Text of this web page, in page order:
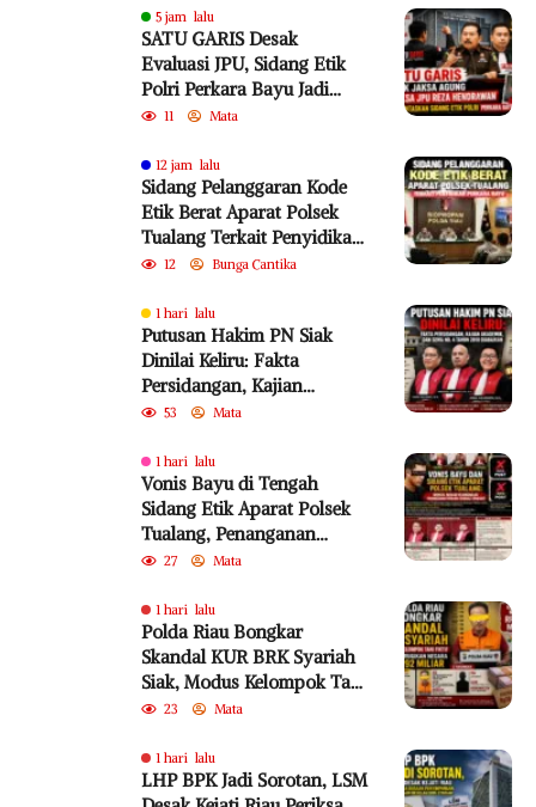
5 jam lalu
SATU GARIS Desak
Evaluasi JPU, Sidang Etik
Polri Perkara Bayu Jadi
Sorotan
11 Mata
12 jam lalu
Sidang Pelanggaran Kode
Etik Berat Aparat Polsek
Tualang Terkait Penyidikan
Perkara Bayu
12 Bunga Cantika
1 hari lalu
Putusan Hakim PN Siak
Dinilai Keliru: Fakta
Persidangan, Kajian
Akademik, dan SEMA No. 4
53 Mata
1 hari lalu
Vonis Bayu di Tengah
Sidang Etik Aparat Polsek
Tualang, Penanganan
Perkara Kembali Jadi
27 Mata
1 hari lalu
Polda Riau Bongkar
Skandal KUR BRK Syariah
Siak, Modus Kelompok Tani
Fiktif Diduga Rugikan
23 Mata
1 hari lalu
LHP BPK Jadi Sorotan, LSM